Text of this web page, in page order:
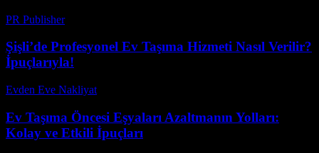
PR Publisher-
Şişli’de Profesyonel Ev Taşıma Hizmeti Nasıl Verilir?
İpuçlarıyla!
Evden Eve Nakliyat
Ev Taşıma Öncesi Eşyaları Azaltmanın Yolları:
Kolay ve Etkili İpuçları